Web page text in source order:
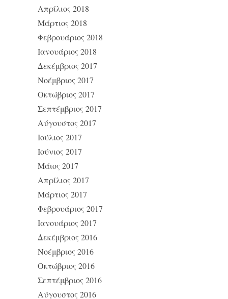
Απρίλιος 2018
Μάρτιος 2018
Φεβρουάριος 2018
Ιανουάριος 2018
Δεκέμβριος 2017
Νοέμβριος 2017
Οκτώβριος 2017
Σεπτέμβριος 2017
Αύγουστος 2017
Ιούλιος 2017
Ιούνιος 2017
Μάιος 2017
Απρίλιος 2017
Μάρτιος 2017
Φεβρουάριος 2017
Ιανουάριος 2017
Δεκέμβριος 2016
Νοέμβριος 2016
Οκτώβριος 2016
Σεπτέμβριος 2016
Αύγουστος 2016